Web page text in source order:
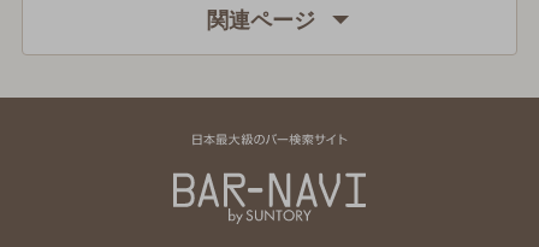
関連ページ